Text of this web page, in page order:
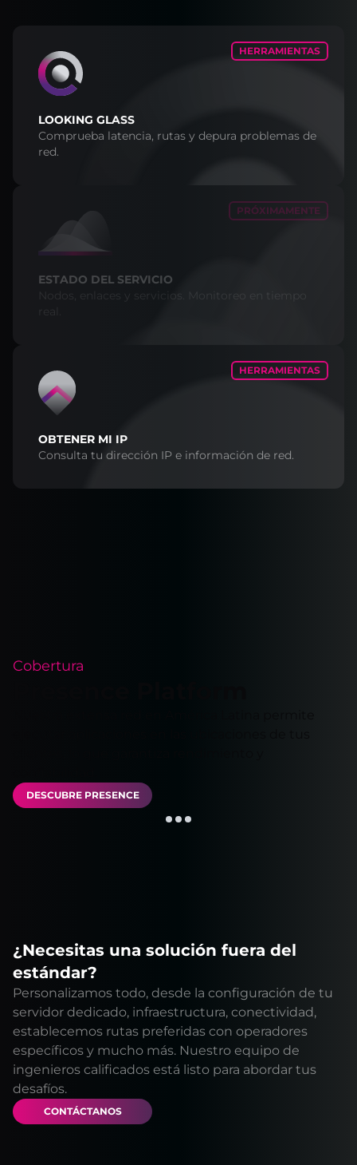
HERRAMIENTAS
LOOKING GLASS
Comprueba latencia, rutas y depura problemas de
red.
PRÓXIMAMENTE
ESTADO DEL SERVICIO
Nodos, enlaces y servicios. Monitoreo en tiempo
HERRAMIENTAS
OBTENER MI IP
Consulta tu dirección IP e información de red.
Cobertura
DESCUBRE PRESENCE
¿Necesitas una solución fuera del
estándar?
Personalizamos todo, desde la configuración de tu
servidor dedicado, infraestructura, conectividad,
establecemos rutas preferidas con operadores
específicos y mucho más. Nuestro equipo de
ingenieros calificados está listo para abordar tus
desafíos.
CONTÁCTANOS